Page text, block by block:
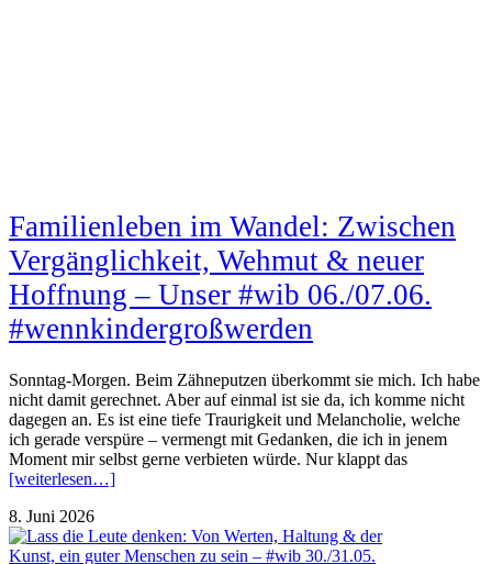
Familienleben im Wandel: Zwischen
Vergänglichkeit, Wehmut & neuer
Hoffnung – Unser #wib 06./07.06.
#wennkindergroßwerden
Sonntag-Morgen. Beim Zähneputzen überkommt sie mich. Ich habe
nicht damit gerechnet. Aber auf einmal ist sie da, ich komme nicht
dagegen an. Es ist eine tiefe Traurigkeit und Melancholie, welche
ich gerade verspüre – vermengt mit Gedanken, die ich in jenem
Moment mir selbst gerne verbieten würde. Nur klappt das
[weiterlesen…]
8. Juni 2026